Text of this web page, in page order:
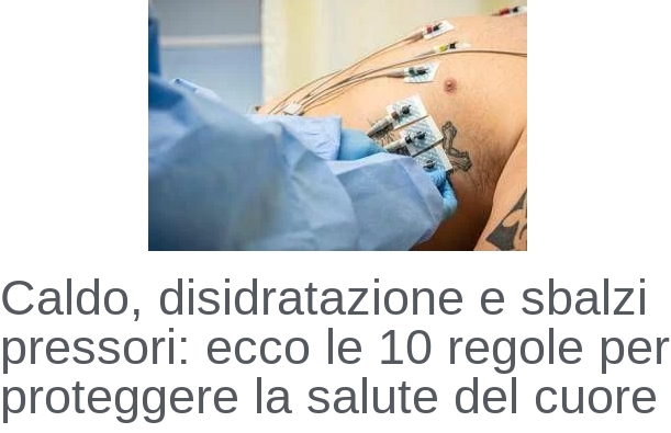
Caldo, disidratazione e sbalzi
pressori: ecco le 10 regole per
proteggere la salute del cuore